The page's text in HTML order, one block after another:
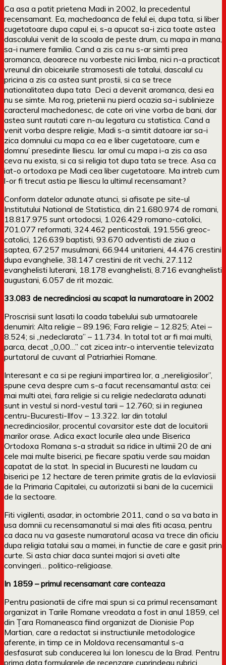
Ca asa a patit prietena Madi in 2002, la precedentul
recensamant. Ea, machedoanca de felul ei, dupa tata, si liber
cugetatoare dupa capul ei, s-a apucat sa-i zica toate astea
dascalului venit de la scoala de peste drum, cu mapa in mana,
sa-i numere familia. Cand a zis ca nu s-ar simti prea
aromanca, deoarece nu vorbeste nici limba, nici n-a practicat
vreunul din obiceiurile stramosesti ale tatalui, dascalul cu
pricina a zis ca astea sunt prostii, si ca se trece
nationalitatea dupa tata Deci a devenit aromanca, desi ea
nu se simte. Ma rog, prietenii nu pierd ocazia sa-i sublinieze
caracterul machedonesc, de cate ori vine vorba de bani, dar
astea sunt rautati care n-au legatura cu statistica. Cand a
venit vorba despre religie, Madi s-a simtit datoare iar sa-i
zica domnului cu mapa ca ea e liber cugetatoare, cum e
domnu’ presedinte Iliescu. Iar omul cu mapa i-a zis ca asa
ceva nu exista, si ca si religia tot dupa tata se trece. Asa ca
iat-o ortodoxa pe Madi cea liber cugetatoare. Ma intreb cum
l-or fi trecut astia pe Iliescu la ultimul recensamant?
Conform datelor adunate atunci, si afisate pe site-ul
Institutului National de Statistica, din 21.680.974 de romani,
18.817.975 sunt ortodocsi, 1.026.429 romano-catolici,
701.077 reformati, 324.462 penticostali, 191.556 greoc-
catolici, 126.639 baptisti, 93.670 adventisti de ziua a
saptea, 67.257 musulmani, 66.944 unitarieni, 44.476 crestini
dupa evanghelie, 38.147 crestini de rit vechi, 27.112
evanghelisti luterani, 18.178 evanghelisti, 8.716 evanghelisti
augustani, 6.057 de rit mozaic.
33.083 de necredinciosi au scapat la numaratoare in 2002
Proscrisii sunt lasati la coada tabelului sub urmatoarele
denumiri: Alta religie – 89.196; Fara religie – 12.825; Atei –
8.524; si „nedeclarata” – 11.734. In total tot ar fi mai multi,
parca, decat „0,00…” cat zicea intr-o interventie televizata
purtatorul de cuvant al Patriarhiei Romane.
Interesant e ca si pe regiuni impartirea lor, a „nereligiosilor”,
spune ceva despre cum s-a facut recensamantul asta: cei
mai multi atei, fara religie si cu religie nedeclarata adunati
sunt in vestul si nord-vestul tarii – 12.760; si in regiunea
centru-Bucuresti-Ilfov – 13.322. Iar din totalul
necredinciosilor, procentul covarsitor este dat de locuitorii
marilor orase. Adica exact locurile alea unde Biserica
Ortodoxa Romana s-a straduit sa ridice in ultimii 20 de ani
cele mai multe biserici, pe fiecare spatiu verde sau maidan
capatat de la stat. In special in Bucuresti ne laudam cu
biserici pe 12 hectare de teren primite gratis de la evlaviosii
de la Primaria Capitalei, cu autorizatii si bani de la cucernicii
de la sectoare.
Fiti vigilenti, asadar, in octombrie 2011, cand o sa va bata in
usa domnii cu recensamanatul si mai ales fiti acasa, pentru
ca daca nu va gaseste numaratorul acasa va trece din oficiu
dupa religia tatalui sau a mamei, in functie de care e gasit prin
curte. Si asta chiar daca suntei majori si aveti alte
convingeri… politico-religioase.
In 1859 – primul recensamant care conteaza
Pentru pasionatii de cifre mai spun si ca primul recensamant
organizat in Tarile Romane vreodata a fost in anul 1859, cel
din Ţara Romaneasca fiind organizat de Dionisie Pop
Martian, care a redactat si instructiunile metodologice
aferente, in timp ce in Moldova recensamantul s-a
desfasurat sub conducerea lui Ion Ionescu de la Brad. Pentru
prima data formularele de recenzare cuprindeau rubrici